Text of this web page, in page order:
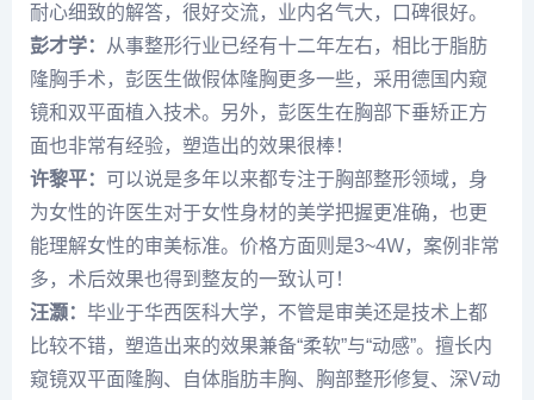
耐心细致的解答，很好交流，业内名气大，口碑很好。
彭才学：
从事整形行业已经有十二年左右，相比于脂肪
隆胸手术，彭医生做假体隆胸更多一些，采用德国内窥
镜和双平面植入技术。另外，彭医生在胸部下垂矫正方
面也非常有经验，塑造出的效果很棒！
许黎平： 可以说是多年以来都专注于胸部整形领域，身
为女性的许医生对于女性身材的美学把握更准确，也更
能理解女性的审美标准。价格方面则是3~4W，案例非常
多，术后效果也得到整友的一致认可！
汪灏： 毕业于华西医科大学，不管是审美还是技术上都
比较不错，塑造出来的效果兼备“柔软”与“动感”。擅长内
窥镜双平面隆胸、自体脂肪丰胸、胸部整形修复、深V动